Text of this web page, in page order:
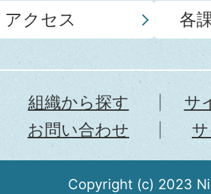
すが、婚姻届を出す
の証人は必要ですか。
り離婚した場合の届
アクセス 各
組織から探す
サ
お問い合わせ
Copyright (c) 2023